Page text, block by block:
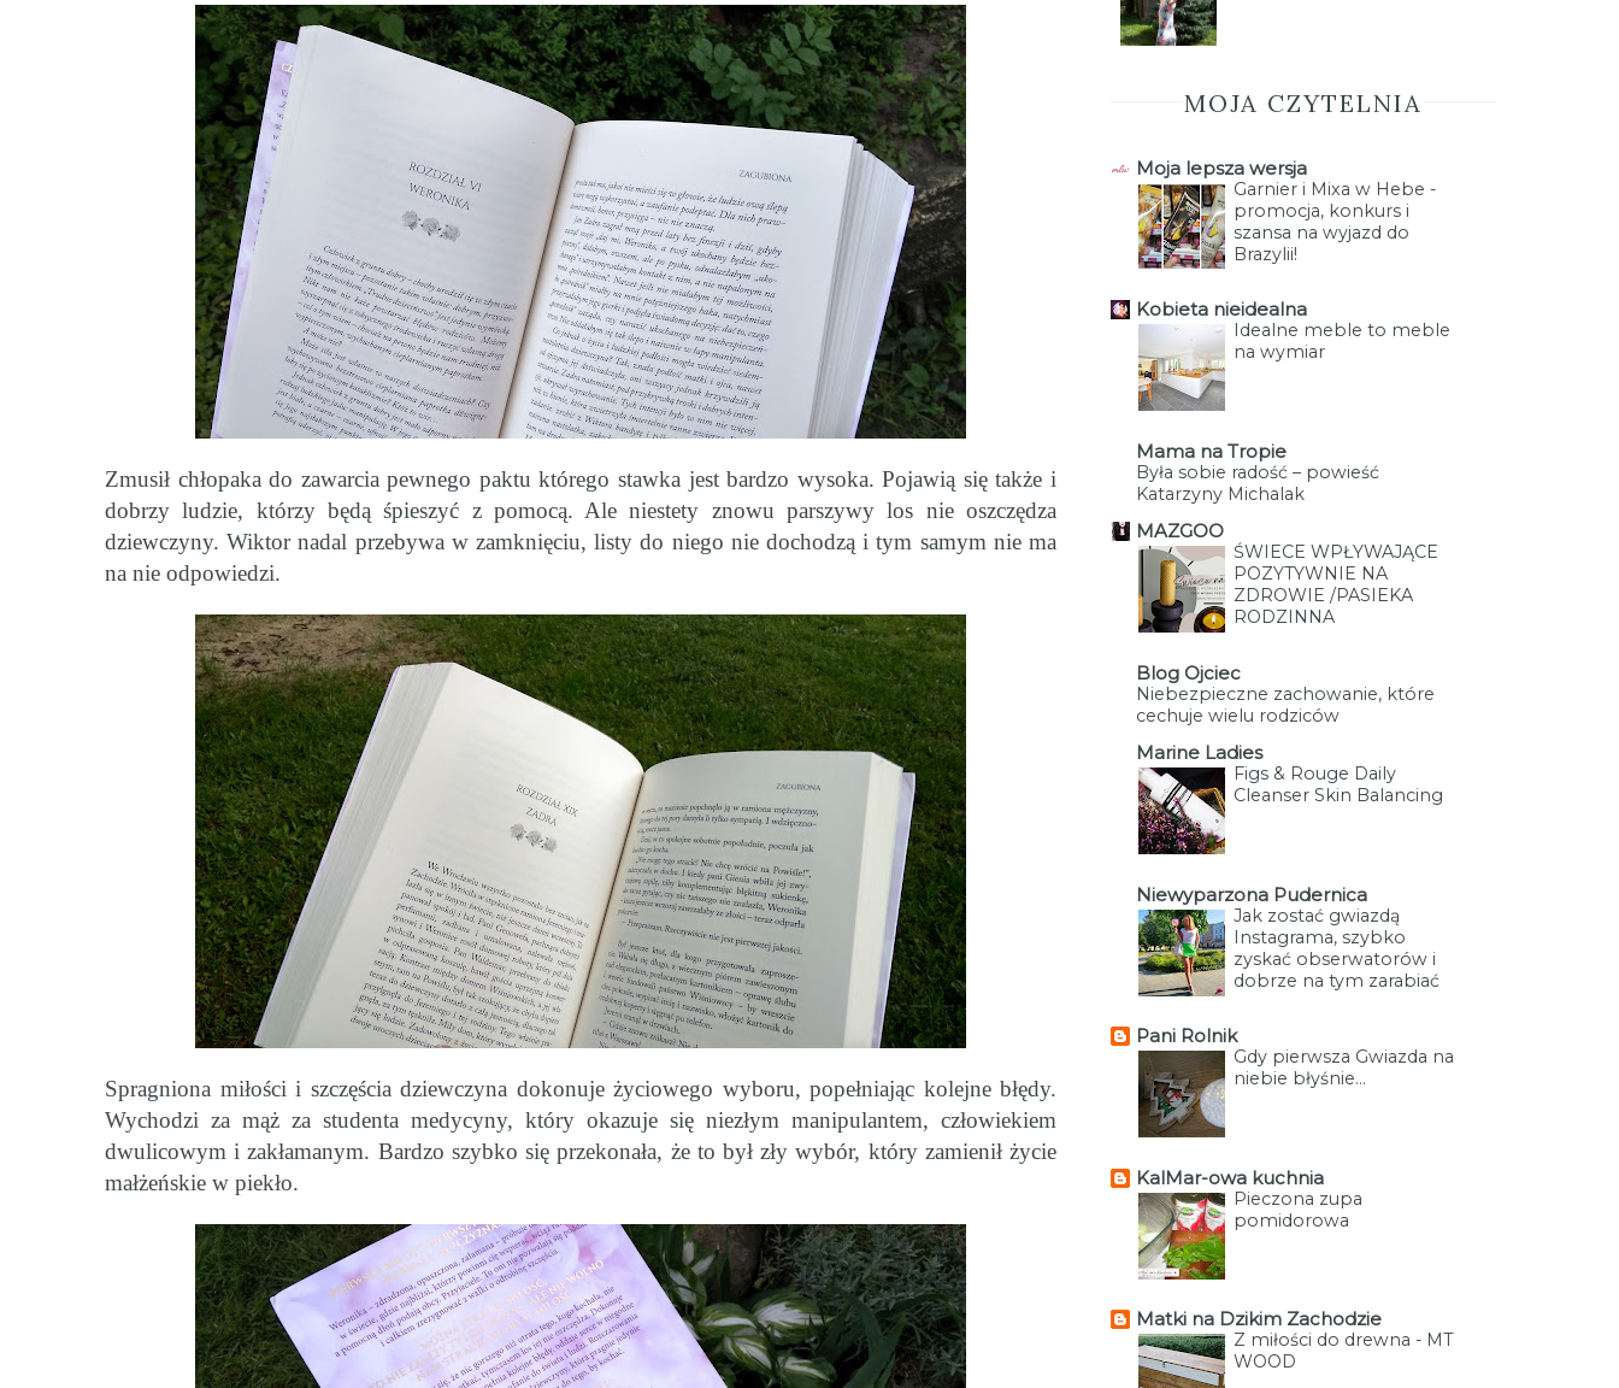
Zmusił chłopaka do zawarcia pewnego paktu którego stawka jest bardzo wysoka. Pojawią się także i
dobrzy ludzie, którzy będą śpieszyć z pomocą. Ale niestety znowu parszywy los nie oszczędza
dziewczyny. Wiktor nadal przebywa w zamknięciu, listy do niego nie dochodzą i tym samym nie ma
na nie odpowiedzi.
Spragniona miłości i szczęścia dziewczyna dokonuje życiowego wyboru, popełniając kolejne błędy.
Wychodzi za mąż za studenta medycyny, który okazuje się niezłym manipulantem, człowiekiem
dwulicowym i zakłamanym. Bardzo szybko się przekonała, że to był zły wybór, który zamienił życie
małżeńskie w piekło.
MOJA CZYTELNIA
Moja lepsza wersja
Garnier i Mixa w Hebe -
promocja, konkurs i
szansa na wyjazd do
Brazylii!
Kobieta nieidealna
Idealne meble to meble
na wymiar
Mama na Tropie
Była sobie radość – powieść
Katarzyny Michalak
MAZGOO
ŚWIECE WPŁYWAJĄCE
POZYTYWNIE NA
ZDROWIE /PASIEKA
RODZINNA
Blog Ojciec
Niebezpieczne zachowanie, które
cechuje wielu rodziców
Marine Ladies
Figs & Rouge Daily
Cleanser Skin Balancing
Niewyparzona Pudernica
Jak zostać gwiazdą
Instagrama, szybko
zyskać obserwatorów i
dobrze na tym zarabiać
Pani Rolnik
Gdy pierwsza Gwiazda na
niebie błyśnie...
KalMar-owa kuchnia
Pieczona zupa
pomidorowa
Matki na Dzikim Zachodzie
Z miłości do drewna - MT
WOOD